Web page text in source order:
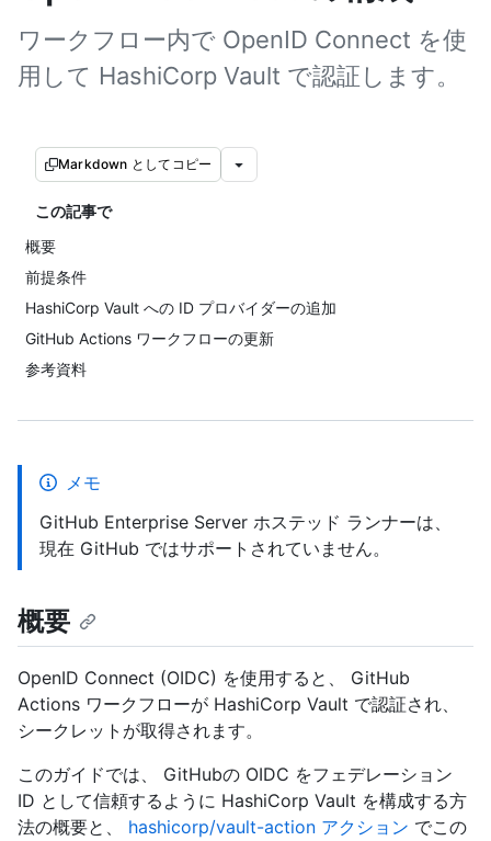
ワークフロー内で OpenID Connect を使
用して HashiCorp Vault で認証します。
Markdown としてコピー
この記事で
概要
前提条件
HashiCorp Vault への ID プロバイダーの追加
GitHub Actions ワークフローの更新
参考資料
メモ
GitHub Enterprise Server ホステッド ランナーは、
現在 GitHub ではサポートされていません。
概要
OpenID Connect (OIDC) を使用すると、 GitHub
Actions ワークフローが HashiCorp Vault で認証され、
シークレットが取得されます。
このガイドでは、 GitHubの OIDC をフェデレーション
ID として信頼するように HashiCorp Vault を構成する方
法の概要と、 hashicorp/vault-action アクション でこの